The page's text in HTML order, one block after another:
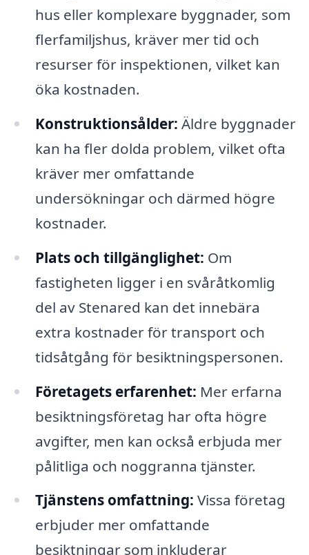
hus eller komplexare byggnader, som
flerfamiljshus, kräver mer tid och
resurser för inspektionen, vilket kan
öka kostnaden.
Konstruktionsålder: Äldre byggnader
kan ha fler dolda problem, vilket ofta
kräver mer omfattande
undersökningar och därmed högre
kostnader.
Plats och tillgänglighet: Om
fastigheten ligger i en svåråtkomlig
del av Stenared kan det innebära
extra kostnader för transport och
tidsåtgång för besiktningspersonen.
Företagets erfarenhet: Mer erfarna
besiktningsföretag har ofta högre
avgifter, men kan också erbjuda mer
pålitliga och noggranna tjänster.
Tjänstens omfattning: Vissa företag
erbjuder mer omfattande
besiktningar som inkluderar